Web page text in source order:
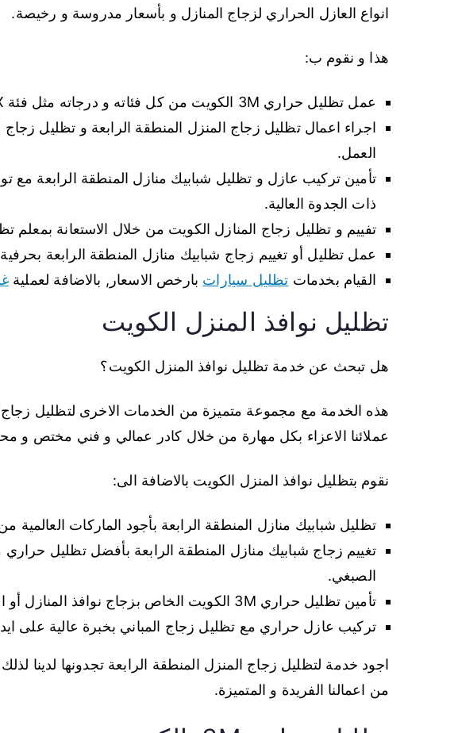
انواع العازل الحراري لزجاج المنازل و بأسعار مدروسة و رخيصة.
هذا و نقوم ب:
عمل تظليل حراري 3M الكويت من كل فئاته و درجاته مثل فئة FX، فئة CS، فئة CM.
اجراء اعمال تظليل زجاج المنزل المنطقة الرابعة و تظليل
العمل.
تأمين تركيب عازل و تظليل شبابيك منازل المنطقة الرابعة مع
ذات الجدوة العالية.
تفييم و تظليل زجاج المنازل الكويت من خلال الاستعانة بمعلم
عمل تظليل أو تغييم زجاج شبابيك منازل المنطقة الرابعة
القيام بخدمات تظليل سيارات بارخص الاسعار, بالاضافة لعملية
تظليل نوافذ المنزل الكويت
هل تبحث عن خدمة تظليل نوافذ المنزل الكويت؟
هذه الخدمة مع مجموعة متميزة من الخدمات الاخرى لتظليل زجاج
عملائنا الاعزاء بكل مهارة من خلال كادر عمالي و فني مختص و
نقوم بتظليل نوافذ المنزل الكويت بالاضافة الى:
تظليل شبابيك منازل المنطقة الرابعة بأجود الماركات العالمية
تغييم زجاج شبابيك منازل المنطقة الرابعة بأفضل تظليل حراري
الصبغي.
تأمين تظليل حراري 3M الكويت الخاص بزجاج نوافذ المنازل أو الشقق السكنية أو العمارات.
تركيب عازل حراري مع تظليل زجاج المباني بخبرة عالية على
اجود خدمة لتظليل زجاج المنزل المنطقة الرابعة تجدونها لدينا لذلك
من اعمالنا الفريدة و المتميزة.